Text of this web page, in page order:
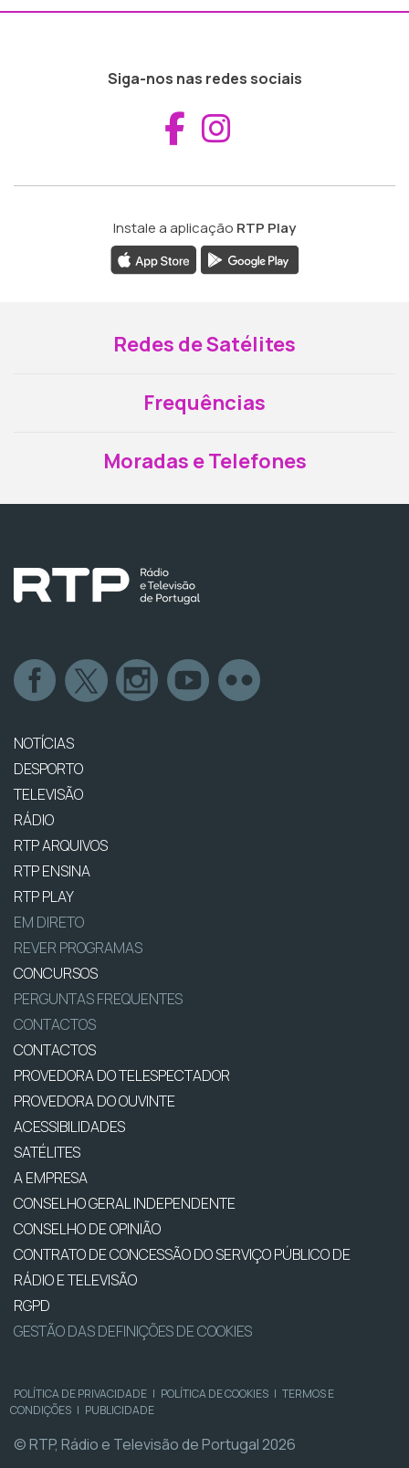
Siga-nos nas redes sociais
Aceder ao
Instale a aplicação RTP Play
Redes de Satélites
Frequências
Moradas e Telefones
NOTÍCIAS
DESPORTO
TELEVISÃO
RÁDIO
RTP ARQUIVOS
RTP ENSINA
RTP PLAY
EM DIRETO
REVER PROGRAMAS
CONCURSOS
PERGUNTAS FREQUENTES
CONTACTOS
CONTACTOS
PROVEDORA DO TELESPECTADOR
PROVEDORA DO OUVINTE
ACESSIBILIDADES
SATÉLITES
A EMPRESA
CONSELHO GERAL INDEPENDENTE
CONSELHO DE OPINIÃO
CONTRATO DE CONCESSÃO DO SERVIÇO PÚBLICO DE
RÁDIO E TELEVISÃO
RGPD
GESTÃO DAS DEFINIÇÕES DE COOKIES
POLÍTICA DE PRIVACIDADE | POLÍTICA DE COOKIES | TERMOS E
CONDIÇÕES | PUBLICIDADE
© RTP, Rádio e Televisão de Portugal 2026